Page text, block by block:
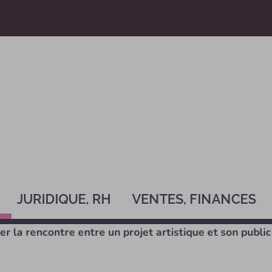
JURIDIQUE, RH VENTES, FINANCES
la rencontre entre un projet artistique et son public